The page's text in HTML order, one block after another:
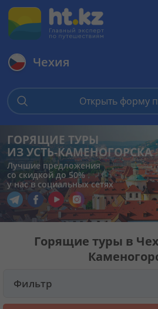
Горящие туры
Цены на туры
Страны
Туры
Круизы
Чехия
Открыть форму
ГОРЯЩИЕ ТУРЫ
ИЗ УСТЬ-КАМЕНОГОРСКА
Лучшие предложения
со скидкой до 50%
у нас в социальных сетях
Перейти в наш Telegram
Перейти в наш Facebook
Перейти в наш YouTube
Перейти в наш Instagram
Горящие туры в
Фильтр